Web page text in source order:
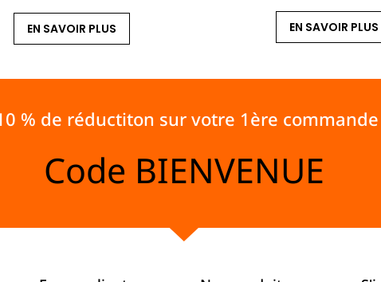
EN SAVOIR PLUS EN SAVOIR PLUS
% de réductiton sur votre 1ère commande
Code BIENVENUE